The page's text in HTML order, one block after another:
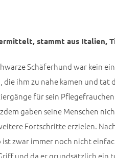
stammt aus Italien,
Schäferhund war kein
die ihm zu nahe kamen und tat
für sein
gaben seine Menschen
Fortschritte erzielen.
zwar immer noch nicht
und da er grundsätzlich ein